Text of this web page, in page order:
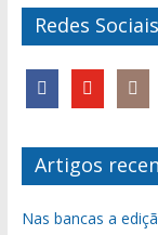
Redes Sociais
Artigos
Nas bancas a